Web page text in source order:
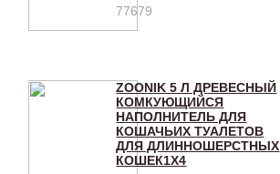
77679
ZOONIK 5 Л ДРЕВЕСНЫЙ
КОМКУЮЩИЙСЯ
НАПОЛНИТЕЛЬ ДЛЯ
КОШАЧЬИХ ТУАЛЕТОВ
ДЛЯ ДЛИННОШЕРСТНЫХ
КОШЕК1Х4